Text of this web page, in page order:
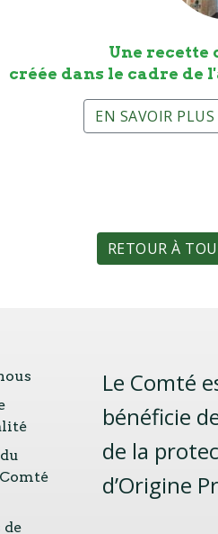
Une recette
créée dans le cadre de
EN SAVOIR
RETOUR À
de
Le Comté
bénéficie
de la
d’Origine